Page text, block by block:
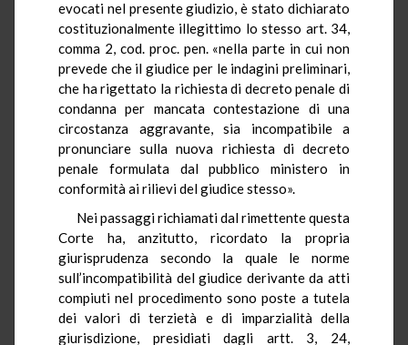
evocati nel presente giudizio, è stato dichiarato
costituzionalmente illegittimo lo stesso art. 34,
comma 2, cod. proc. pen. «nella parte in cui non
prevede che il giudice per le indagini preliminari,
che ha rigettato la richiesta di decreto penale di
condanna per mancata contestazione di una
circostanza aggravante, sia incompatibile a
pronunciare sulla nuova richiesta di decreto
penale formulata dal pubblico ministero in
conformità ai rilievi del giudice stesso».
Nei passaggi richiamati dal rimettente questa
Corte ha, anzitutto, ricordato la propria
giurisprudenza secondo la quale le norme
sull’incompatibilità del giudice derivante da atti
compiuti nel procedimento sono poste a tutela
dei valori di terzietà e di imparzialità della
giurisdizione, presidiati dagli artt. 3, 24,